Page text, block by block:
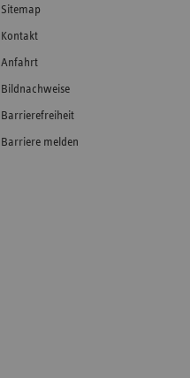
Sitemap
Kontakt
Anfahrt
Bildnachweise
Barrierefreiheit
Barriere melden